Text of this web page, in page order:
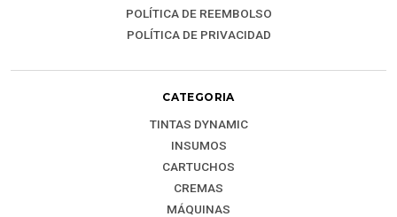
POLÍTICA DE REEMBOLSO
POLÍTICA DE PRIVACIDAD
CATEGORIA
TINTAS DYNAMIC
INSUMOS
CARTUCHOS
CREMAS
MÁQUINAS